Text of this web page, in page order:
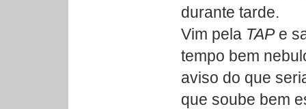
durante tarde.
Vim pela TAPe
tempo bem
aviso do que
que soube bem